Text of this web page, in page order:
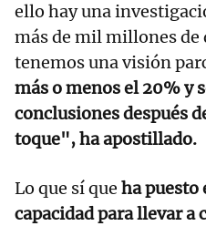
ello hay una
más de mil millones de
tenemos una visión
más o menos el 20% y
conclusiones después
toque", ha apostillado.
Lo que sí que ha puesto
capacidad para llevar a